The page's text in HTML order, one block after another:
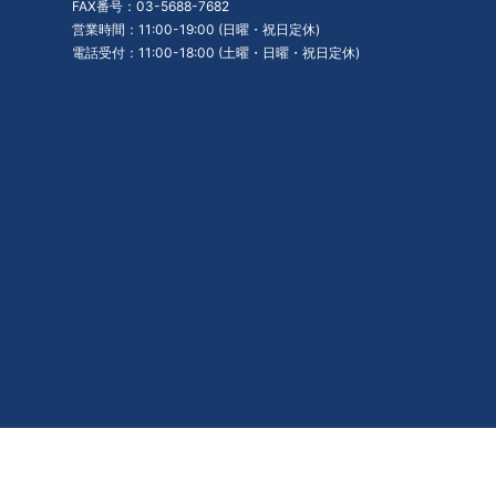
FAX番号：03-5688-7682
営業時間：11:00-19:00 (日曜・祝日定休)
電話受付：11:00-18:00 (土曜・日曜・祝日定休)